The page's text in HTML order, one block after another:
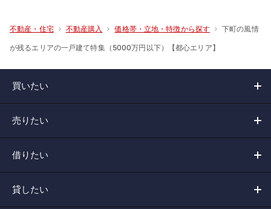
不動産・住宅 不動産購入 価格帯・立地・特徴から探す 下町の風情
が残るエリアの一戸建て特集（5000万円以下）【都心エリア】
買いたい
売りたい
借りたい
貸したい